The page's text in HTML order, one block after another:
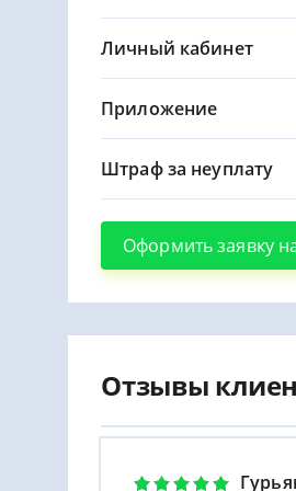
Личный кабинет
Приложение
Штраф за неуплату
Оформить заявку
Отзывы